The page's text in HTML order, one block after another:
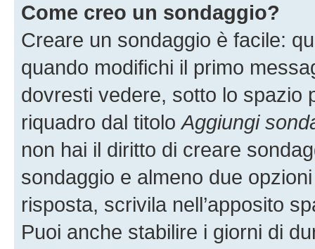
Come creo un sondaggio?
Creare un sondaggio è facile:
quando modifichi il primo
dovresti vedere, sotto lo spazio
riquadro dal titoloAggiungi
non hai il diritto di creare
sondaggio e almeno due
risposta, scrivila nell’apposito
Puoi anche stabilire i giorni di